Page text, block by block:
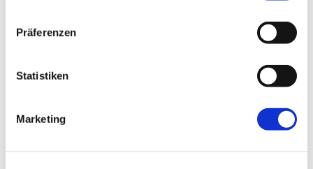
Präferenzen
Statistiken
Marketing
Amicable
Enterprise VoiceAI